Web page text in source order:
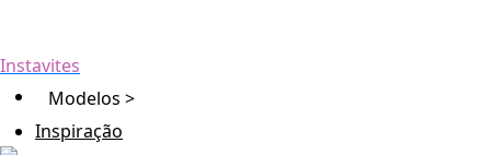
Instavites
Modelos >
Inspiração